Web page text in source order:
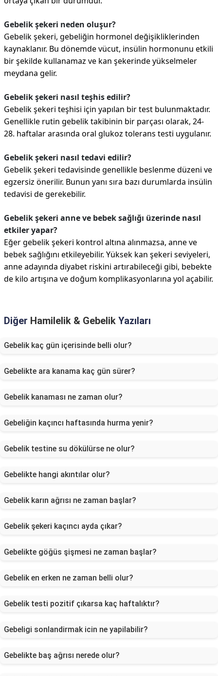
Gebelik şekeri neden oluşur?
Gebelik şekeri, gebeliğin hormonel değişikliklerinden
kaynaklanır. Bu dönemde vücut, insülin hormonunu etkili
bir şekilde kullanamaz ve kan şekerinde yükselmeler
meydana gelir.
Gebelik şekeri nasıl teşhis edilir?
Gebelik şekeri teşhisi için yapılan bir test bulunmaktadır.
Genellikle rutin gebelik takibinin bir parçası olarak, 24-
28. haftalar arasında oral glukoz tolerans testi uygulanır.
Gebelik şekeri nasıl tedavi edilir?
Gebelik şekeri tedavisinde genellikle beslenme düzeni ve
egzersiz önerilir. Bunun yanı sıra bazı durumlarda insülin
tedavisi de gerekebilir.
Gebelik şekeri anne ve bebek sağlığı üzerinde nasıl
etkiler yapar?
Eğer gebelik şekeri kontrol altına alınmazsa, anne ve
bebek sağlığını etkileyebilir. Yüksek kan şekeri seviyeleri,
anne adayında diyabet riskini artırabileceği gibi, bebekte
de kilo artışına ve doğum komplikasyonlarına yol açabilir.
Diğer Hamilelik & Gebelik Yazıları
Gebelik kaç gün içerisinde belli olur?
Gebelikte ara kanama kaç gün sürer?
Gebelik kanaması ne zaman olur?
Gebeliğin kaçıncı haftasında hurma yenir?
Gebelik testine su dökülürse ne olur?
Gebelikte hangi akıntılar olur?
Gebelik karın ağrısı ne zaman başlar?
Gebelik şekeri kaçıncı ayda çıkar?
Gebelikte göğüs şişmesi ne zaman başlar?
Gebelik en erken ne zaman belli olur?
Gebelik testi pozitif çıkarsa kaç haftalıktır?
Gebeligi sonlandirmak icin ne yapilabilir?
Gebelikte baş ağrısı nerede olur?